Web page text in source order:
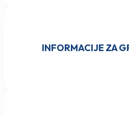
INFORMACIJE ZA